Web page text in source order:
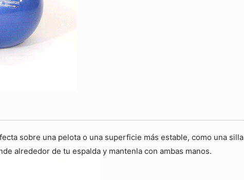
sobre una pelota o una superficie más estable, como una silla
alrededor de tu espalda y mantenla con ambas manos.